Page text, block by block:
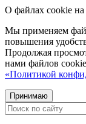
О файлах cookie на
Мы применяем
повышения
Продолжая
нами файлов
«Политикой
Принимаю